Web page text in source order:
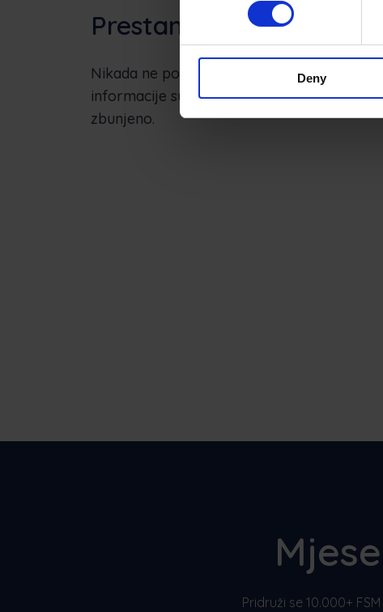
Deny
Prestanite ponavljati
Nikada ne postavljajte klijentu isto pitanje
informacije su ažurne, čime se vaš tim
zbunjeno.
Pridruži se 10.000+